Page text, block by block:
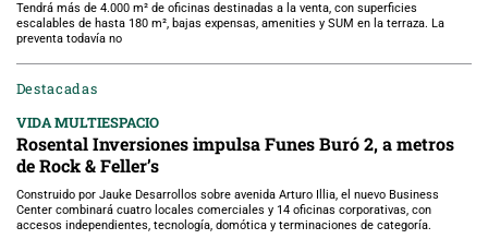
Tendrá más de 4.000 m² de oficinas destinadas a la venta, con superficies
escalables de hasta 180 m², bajas expensas, amenities y SUM en la terraza. La
preventa todavía no
Destacadas
VIDA MULTIESPACIO
Rosental Inversiones impulsa Funes Buró 2, a metros
de Rock & Feller’s
Construido por Jauke Desarrollos sobre avenida Arturo Illia, el nuevo Business
Center combinará cuatro locales comerciales y 14 oficinas corporativas, con
accesos independientes, tecnología, domótica y terminaciones de categoría.